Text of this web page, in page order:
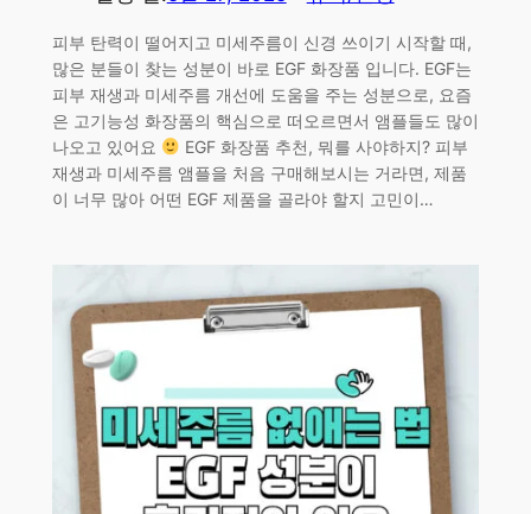
피부 탄력이 떨어지고 미세주름이 신경 쓰이기 시작할 때,
많은 분들이 찾는 성분이 바로 EGF 화장품 입니다. EGF는
피부 재생과 미세주름 개선에 도움을 주는 성분으로, 요즘
은 고기능성 화장품의 핵심으로 떠오르면서 앰플들도 많이
나오고 있어요
EGF 화장품 추천, 뭐를 사야하지? 피부
재생과 미세주름 앰플을 처음 구매해보시는 거라면, 제품
이 너무 많아 어떤 EGF 제품을 골라야 할지 고민이…